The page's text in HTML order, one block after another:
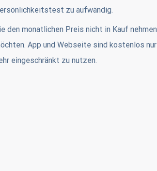
zu aufwändig.
den monatlichen Preis nicht in Kauf nehmen
App und Webseite sind kostenlos nur
eingeschränkt zu nutzen.